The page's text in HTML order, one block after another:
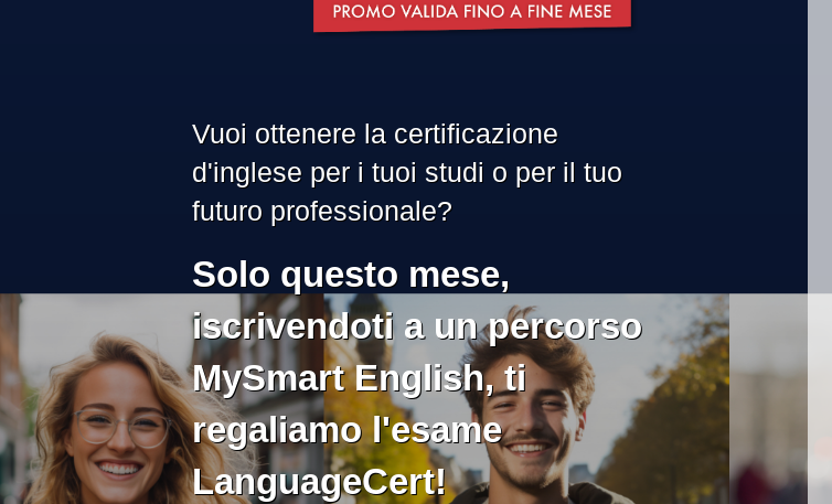
Vuoi ottenere la certificazione
d'inglese per i tuoi studi o per il tuo
futuro professionale?
Solo questo mese,
iscrivendoti a un percorso
MySmart English, ti
regaliamo l'esame
LanguageCert!